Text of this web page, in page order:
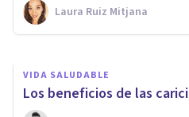
Laura Ruiz Mitjana
Jonathan García-Allen
VIDA SALUDABLE
​Los beneficios de las